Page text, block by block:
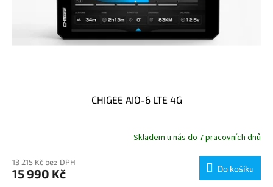
CHIGEE AIO-6 LTE 4G
Skladem u nás do 7 pracovních dnů
13 215 Kč bez DPH
15 990 Kč Do košíku